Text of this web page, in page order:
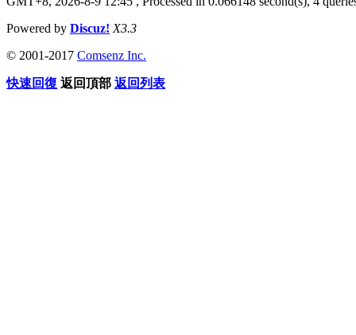
Powered by Discuz! X3.3
© 2001-2017 Comsenz Inc.
快速回復 返回頂部 返回列表